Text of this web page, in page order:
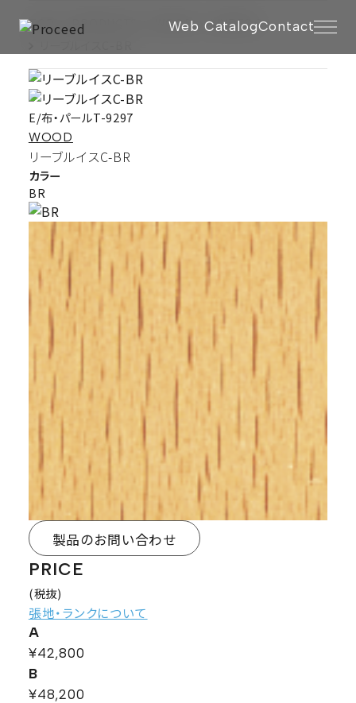
Web CatalogContact
TOP PRODUCTS WOOD
LIVRES C
E/布・パールT-9297
WOOD
リーブルイスC-BR
カラー
BR
製品のお問い合わせ
PRICE
(税抜)
張地・ランクについて
A
¥42,800
B
¥48,200